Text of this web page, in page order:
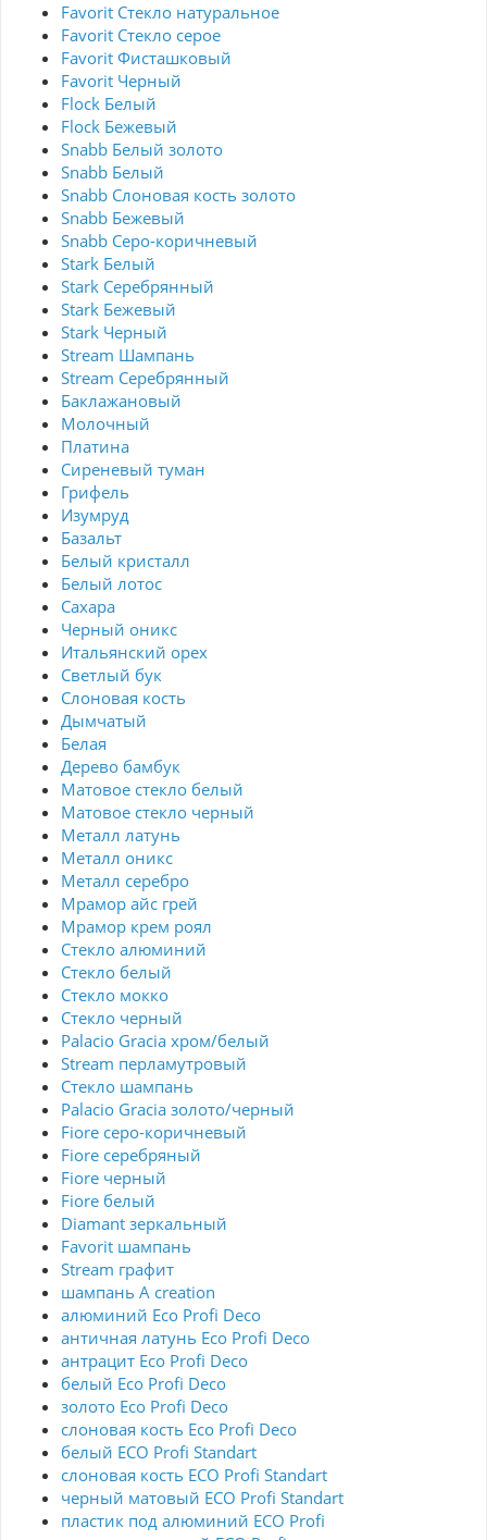
Favorit Стекло натуральное
Favorit Стекло серое
Favorit Фисташковый
Favorit Черный
Flock Белый
Flock Бежевый
Snabb Белый золото
Snabb Белый
Snabb Слоновая кость золото
Snabb Бежевый
Snabb Серо-коричневый
Stark Белый
Stark Серебрянный
Stark Бежевый
Stark Черный
Stream Шампань
Stream Серебрянный
Баклажановый
Молочный
Платина
Сиреневый туман
Грифель
Изумруд
Базальт
Белый кристалл
Белый лотос
Сахара
Черный оникс
Итальянский орех
Светлый бук
Слоновая кость
Дымчатый
Белая
Дерево бамбук
Матовое стекло белый
Матовое стекло черный
Металл латунь
Металл оникс
Металл серебро
Мрамор айс грей
Мрамор крем роял
Стекло алюминий
Стекло белый
Стекло мокко
Стекло черный
Palacio Gracia хром/белый
Stream перламутровый
Стекло шампань
Palacio Gracia золото/черный
Fiore серо-коричневый
Fiore серебряный
Fiore черный
Fiore белый
Diamant зеркальный
Favorit шампань
Stream графит
шампань A creation
алюминий Eco Profi Deco
античная латунь Eco Profi Deco
антрацит Eco Profi Deco
белый Eco Profi Deco
золото Eco Profi Deco
слоновая кость Eco Profi Deco
белый ECO Profi Standart
слоновая кость ECO Profi Standart
черный матовый ECO Profi Standart
пластик под алюминий ECO Profi